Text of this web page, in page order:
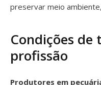
preservar meio
Condições de
profissão
Produtores em